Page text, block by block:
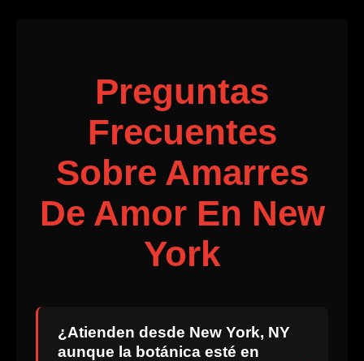
Preguntas
Frecuentes
Sobre Amarres
De Amor En New
York
¿Atienden desde New York, NY
aunque la botánica esté en